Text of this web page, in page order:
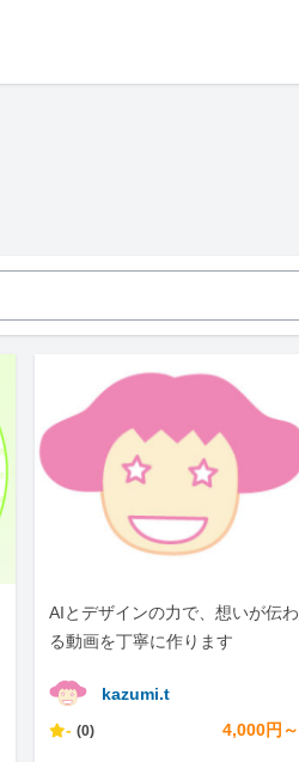
AIとデザインの力で、想いが伝わ
る動画を丁寧に作ります
kazumi.t
- (0) 4,000円～